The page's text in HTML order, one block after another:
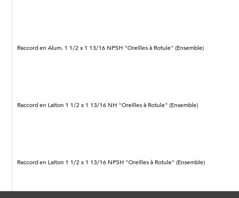
Raccord en Alum. 1 1/2 x 1 13/16 NPSH "Oreilles à Rotule" (Ensemble)
Raccord en Laiton 1 1/2 x 1 13/16 NH "Oreilles à Rotule" (Ensemble)
Raccord en Laiton 1 1/2 x 1 13/16 NPSH "Oreilles à Rotule" (Ensemble)